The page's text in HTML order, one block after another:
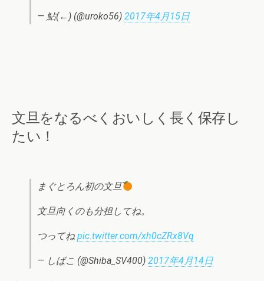
— 鮎(←) (@uroko56) 2017年4月15日
文旦をなるべくおいしく長く保存し
たい！
まぐとろん初の文旦
文旦向くのも分担してね。
つってね pic.twitter.com/xh0cZRx8Vq
— しばこ (@Shiba_SV400) 2017年4月14日